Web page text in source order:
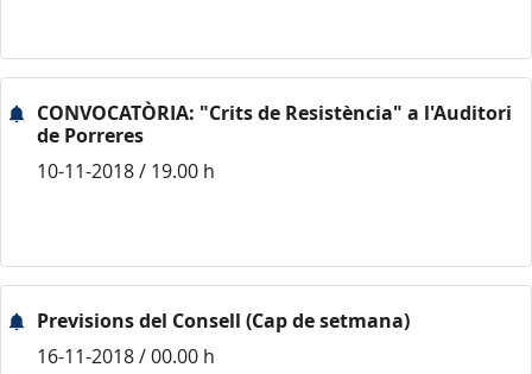
CONVOCATÒRIA: "Crits de Resistència" a l'Auditori
de Porreres
10-11-2018 / 19.00 h
Previsions del Consell (Cap de setmana)
16-11-2018 / 00.00 h